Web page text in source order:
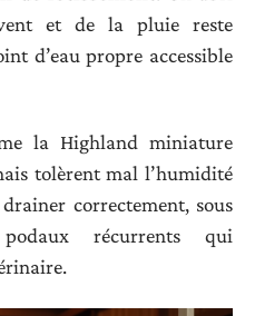
et de la pluie reste
d’eau propre accessible
la Highland miniature
tolèrent mal l’humidité
correctement, sous
récurrents qui